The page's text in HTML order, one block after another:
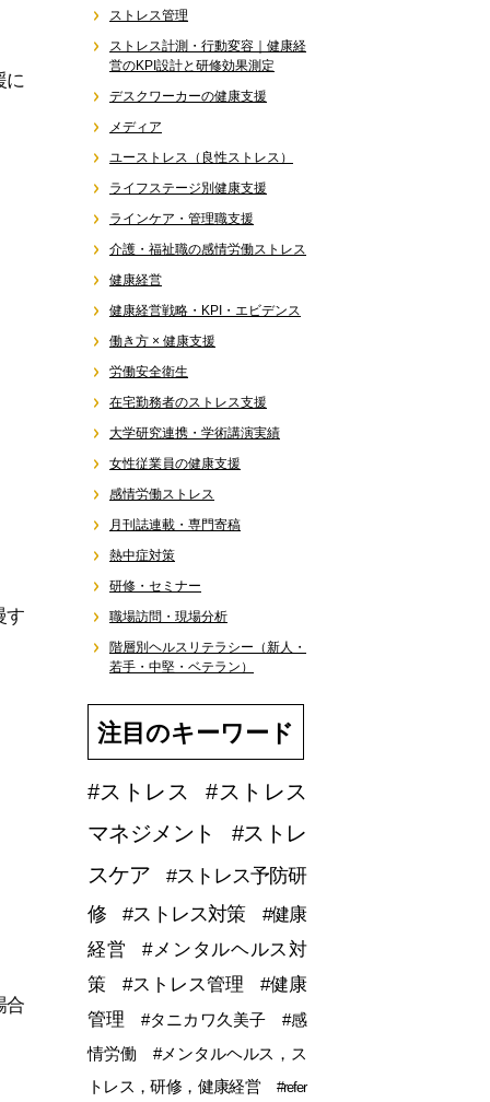
に
す
合
ストレス管理
ストレス計測・行動変容｜健康経
営のKPI設計と研修効果測定
デスクワーカーの健康支援
メディア
ユーストレス（良性ストレス）
ライフステージ別健康支援
ラインケア・管理職支援
介護・福祉職の感情労働ストレス
健康経営
健康経営戦略・KPI・エビデンス
働き方 × 健康支援
労働安全衛生
在宅勤務者のストレス支援
大学研究連携・学術講演実績
女性従業員の健康支援
感情労働ストレス
月刊誌連載・専門寄稿
熱中症対策
研修・セミナー
職場訪問・現場分析
階層別ヘルスリテラシー（新人・
若手・中堅・ベテラン）
注目のキーワード
#ストレス
#ストレス
マネジメント
#ストレ
スケア
#ストレス予防研
修
#ストレス対策
#健康
経営
#メンタルヘルス対
策
#ストレス管理
#健康
管理
#タニカワ久美子
#感
情労働
#メンタルヘルス，ス
トレス，研修，健康経営
#refer